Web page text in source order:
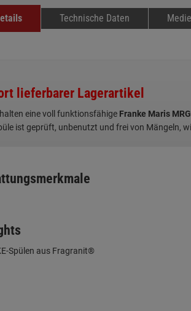
Technische Daten
lieferbarer Lagerartikel
eine voll funktionsfähige Franke Maris
ist geprüft, unbenutzt und frei von Mängeln,